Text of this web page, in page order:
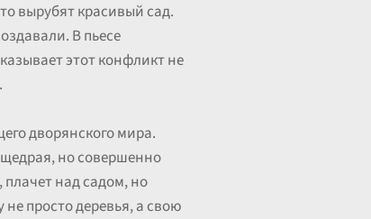
вырубят красивый сад.
В пьесе
этот конфликт не
дворянского мира.
но совершенно
над садом, но
просто деревья, а свою